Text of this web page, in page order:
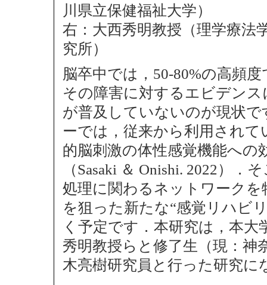
川県立保健福祉大学）
右：大西秀明教授（理学療法
究所）
脳卒中では，50-80%の高頻
その障害に対するエビデン
が普及していないのが現状
ーでは，従来から利用され
的脳刺激の体性感覚機能へ
（Sasaki ＆ Onishi. 2022）
処理に関わるネットワーク
を狙った新たな“感覚リハビ
く予定です．本研究は，本大
秀明教授らと修了生（現：神
木亮樹研究員と行った研究に